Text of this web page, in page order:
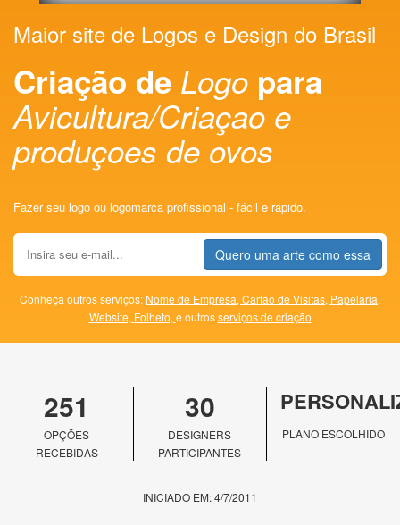
Maior site de Logos e Design do Brasil
Criação de Logo para
Avicultura/Criaçao e
produçoes de ovos
Fazer seu logo ou logomarca profissional - fácil e rápido.
Quero uma arte como essa
Conheça outros serviços: Nome de Empresa, Cartão de Visitas, Papelaria,
Website, Folheto, e outrosserviços de criação
251
OPÇÕES
RECEBIDAS
30
DESIGNERS
PARTICIPANTES
PLANO ESCOLHIDO
INICIADO EM: 4/7/2011